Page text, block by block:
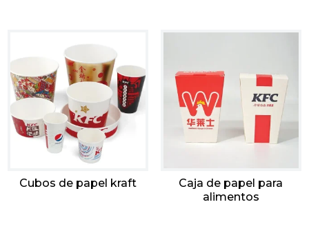
Cubos de papel kraft
Caja de papel para
alimentos